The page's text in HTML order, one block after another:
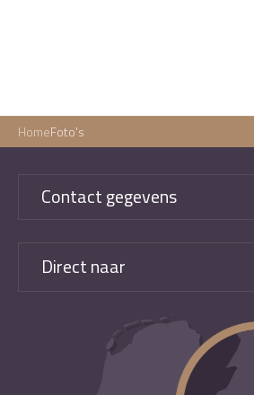
HomeFoto's
Contact gegevens
Direct naar